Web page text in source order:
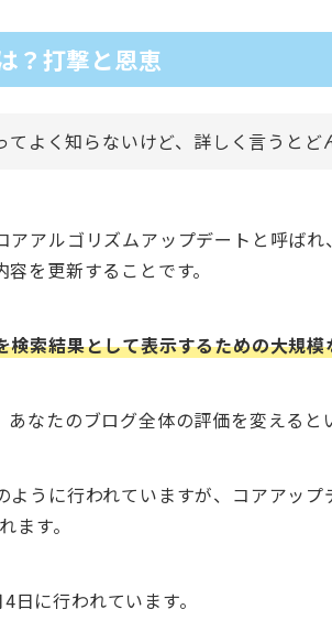
？打撃と恩恵
よく知らないけど、詳しく言うとど
アアルゴリズムアップデートと呼ば
を更新することです。
検索結果として表示するための大規
なたのブログ全体の評価を変えると
うに行われていますが、コアアップ
ます。
に行われています。